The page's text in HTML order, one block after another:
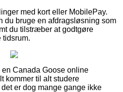
med kort eller MobilePay.
du bruge en afdragsløsning som
du tilstræber at godtgøre
Canada Goose online
kommer til alt studere
er dog mange gange ikke